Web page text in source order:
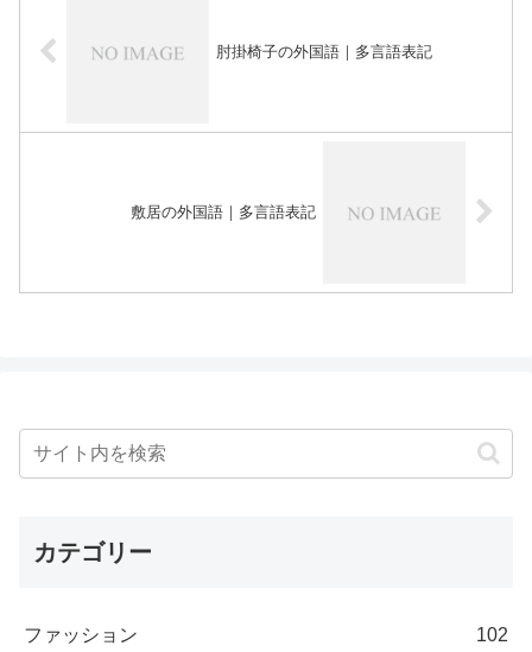
肘掛椅子の外国語｜多言語表記
敷居の外国語｜多言語表記
カテゴリー
ファッション 102